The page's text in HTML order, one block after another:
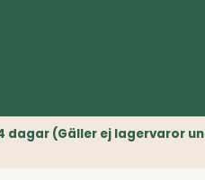
dagar (Gäller ej